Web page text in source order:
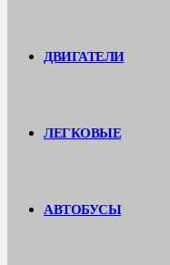
ДВИГАТЕЛИ
ЛЕГКОВЫЕ
АВТОБУСЫ